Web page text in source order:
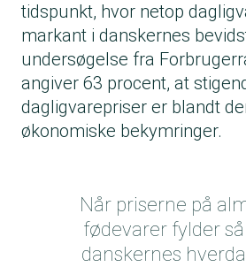
tidspunkt, hvor netop
markant i danskernes
undersøgelse fra
angiver 63 procent, at
dagligvarepriser er blandt
økonomiske bekymringer.
Når priserne på
fødevarer fylder
danskernes